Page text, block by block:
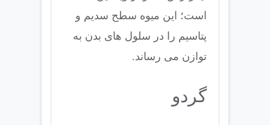
است؛ این میوه سطح سدیم و
پتاسیم را در سلول های بدن به
توازن می رساند.
گردو